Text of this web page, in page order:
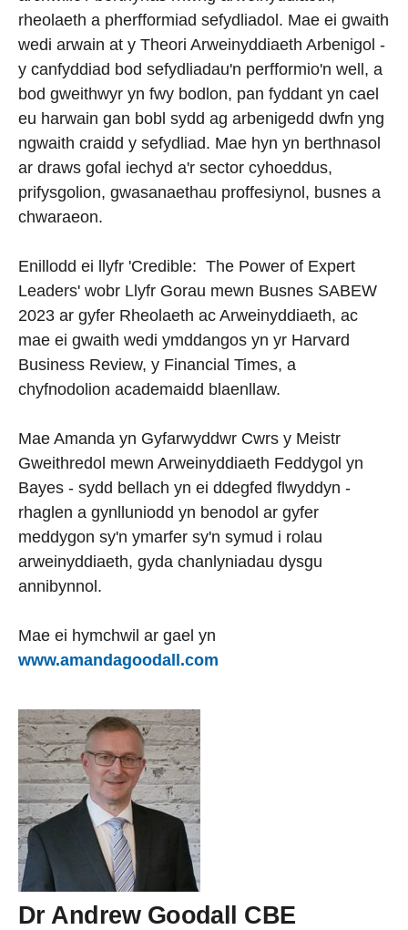
rheolaeth a pherfformiad sefydliadol. Mae ei gwaith
wedi arwain at y Theori Arweinyddiaeth Arbenigol -
y canfyddiad bod sefydliadau'n perfformio'n well, a
bod gweithwyr yn fwy bodlon, pan fyddant yn cael
eu harwain gan bobl sydd ag arbenigedd dwfn yng
ngwaith craidd y sefydliad. Mae hyn yn berthnasol
ar draws gofal iechyd a'r sector cyhoeddus,
prifysgolion, gwasanaethau proffesiynol, busnes a
chwaraeon.
Enillodd ei llyfr 'Credible: The Power of Expert
Leaders' wobr Llyfr Gorau mewn Busnes SABEW
2023 ar gyfer Rheolaeth ac Arweinyddiaeth, ac
mae ei gwaith wedi ymddangos yn yr Harvard
Business Review, y Financial Times, a
chyfnodolion academaidd blaenllaw.
Mae Amanda yn Gyfarwyddwr Cwrs y Meistr
Gweithredol mewn Arweinyddiaeth Feddygol yn
Bayes - sydd bellach yn ei ddegfed flwyddyn -
rhaglen a gynlluniodd yn benodol ar gyfer
meddygon sy'n ymarfer sy'n symud i rolau
arweinyddiaeth, gyda chanlyniadau dysgu
annibynnol.
Mae ei hymchwil ar gael yn
www.amandagoodall.com
Dr Andrew Goodall CBE